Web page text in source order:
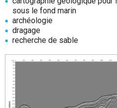
sous le fond marin
archéologie
dragage
recherche de sable